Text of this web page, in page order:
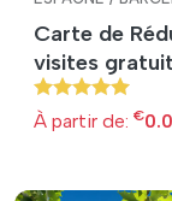
Carte de
visites
À partir de: €